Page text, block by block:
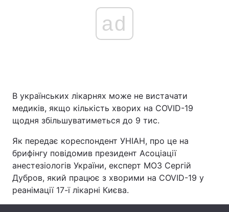
Війна
Спорт Наука
Техно і зв'язок Лайт
Зброя Інциденти
Здоров'я Туризм
Цікавинки Погода
ad
В українських лікарнях може не вистачати
медиків, якщо кількість хворих на COVID-19
щодня збільшуватиметься до 9 тис.
Як передає кореспондент УНІАН, про це на
брифінгу повідомив президент Асоціації
анестезіологів України, експерт МОЗ Сергій
Дубров, який працює з хворими на COVID-19 у
реанімації 17-ї лікарні Києва.